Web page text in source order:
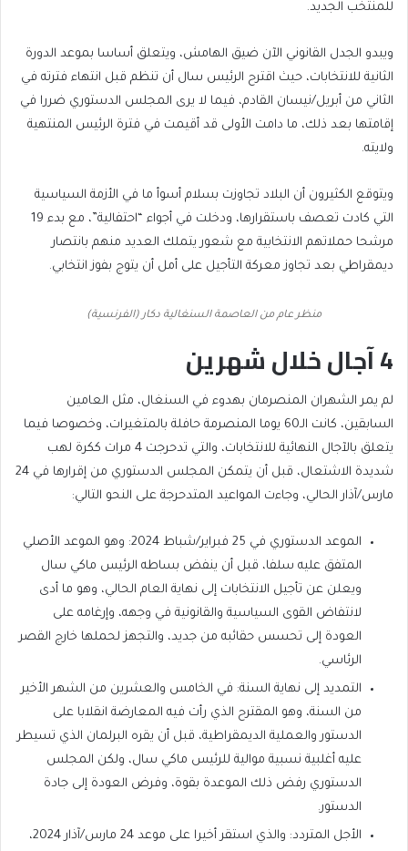
للمنتخب الجديد.
ويبدو الجدل القانوني الآن ضيق الهامش، ويتعلق أساسا بموعد الدورة
الثانية للانتخابات، حيث اقترح الرئيس سال أن تنظم قبل انتهاء فترته في
الثاني من أبريل/نيسان القادم، فيما لا يرى المجلس الدستوري ضررا في
إقامتها بعد ذلك، ما دامت الأولى قد أقيمت في فترة الرئيس المنتهية
ولايته.
ويتوقع الكثيرون أن البلاد تجاوزت بسلام أسوأ ما في الأزمة السياسية
التي كادت تعصف باستقرارها، ودخلت في أجواء “احتفالية”، مع بدء 19
مرشحا حملاتهم الانتخابية مع شعور يتملك العديد منهم بانتصار
ديمقراطي بعد تجاوز معركة التأجيل على أمل أن يتوج بفوز انتخابي.
منظر عام من العاصمة السنغالية دكار (الفرنسية)
4 آجال خلال شهرين
لم يمر الشهران المنصرمان بهدوء في السنغال، مثل العامين
السابقين، كانت الـ60 يوما المنصرمة حافلة بالمتغيرات، وخصوصا فيما
يتعلق بالآجال النهائية للانتخابات، والتي تدحرجت 4 مرات ككرة لهب
شديدة الاشتعال، قبل أن يتمكن المجلس الدستوري من إقرارها في 24
مارس/آذار الحالي، وجاءت المواعيد المتدحرجة على النحو التالي:
الموعد الدستوري في 25 فبراير/شباط 2024: وهو الموعد الأصلي
المتفق عليه سلفا، قبل أن ينفض بساطه الرئيس ماكي سال
ويعلن عن تأجيل الانتخابات إلى نهاية العام الحالي، وهو ما أدى
لانتفاض القوى السياسية والقانونية في وجهه، وإرغامه على
العودة إلى تحسس حقائبه من جديد، والتجهز لحملها خارج القصر
الرئاسي.
التمديد إلى نهاية السنة: في الخامس والعشرين من الشهر الأخير
من السنة، وهو المقترح الذي رأت فيه المعارضة انقلابا على
الدستور والعملية الديمقراطية، قبل أن يقره البرلمان الذي تسيطر
عليه أغلبية نسبية موالية للرئيس ماكي سال، ولكن المجلس
الدستوري رفض ذلك الموعدة بقوة، وفرض العودة إلى جادة
الدستور.
الأجل المتردد: والذي استقر أخيرا على موعد 24 مارس/آذار 2024،